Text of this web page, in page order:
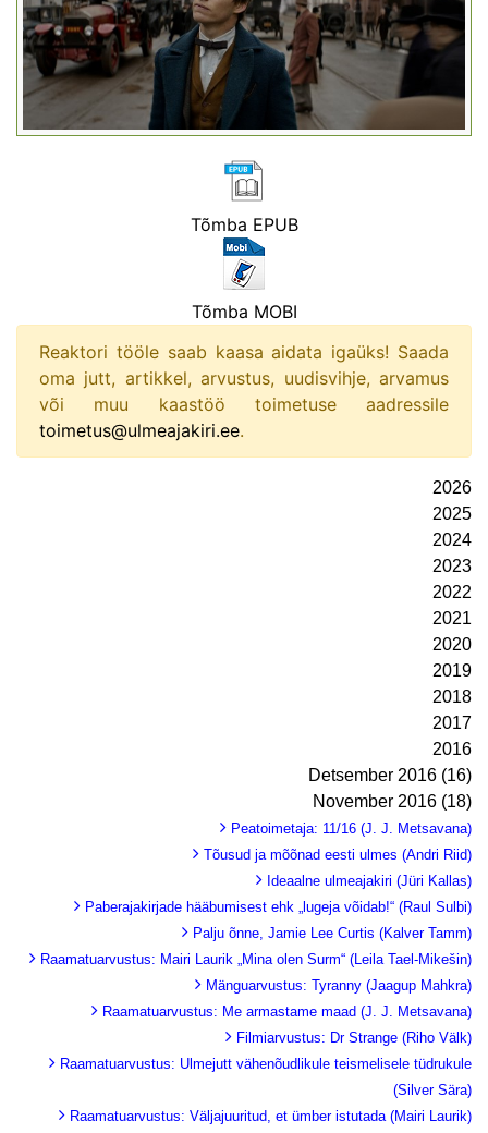
Tõmba EPUB
Tõmba MOBI
Reaktori tööle saab kaasa aidata igaüks! Saada
oma jutt, artikkel, arvustus, uudisvihje, arvamus
või muu kaastöö toimetuse aadressile
toimetus@ulmeajakiri.ee.
2026
2025
2024
2023
2022
2021
2020
2019
2018
2017
2016
Detsember 2016 (16)
November 2016 (18)
Peatoimetaja: 11/16 (J. J. Metsavana)
Tõusud ja mõõnad eesti ulmes (Andri Riid)
Ideaalne ulmeajakiri (Jüri Kallas)
Paberajakirjade hääbumisest ehk „lugeja võidab!“ (Raul Sulbi)
Palju õnne, Jamie Lee Curtis (Kalver Tamm)
Raamatuarvustus: Mairi Laurik „Mina olen Surm“ (Leila Tael-Mikešin)
Mänguarvustus: Tyranny (Jaagup Mahkra)
Raamatuarvustus: Me armastame maad (J. J. Metsavana)
Filmiarvustus: Dr Strange (Riho Välk)
Raamatuarvustus: Ulmejutt vähenõudlikule teismelisele tüdrukule
(Silver Sära)
Raamatuarvustus: Väljajuuritud, et ümber istutada (Mairi Laurik)